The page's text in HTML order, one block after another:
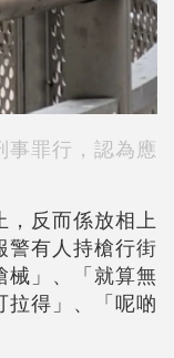
事罪行，認為應
反而係放相上
警有人持槍行街
械」、「就算無
拉得」、「呢啲